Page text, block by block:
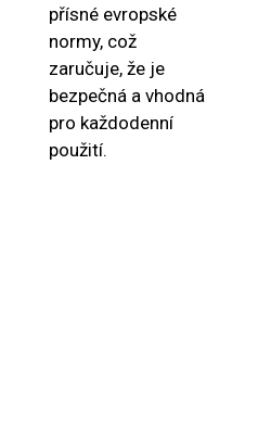
přísné evropské
normy, což
zaručuje, že je
bezpečná a vhodná
pro každodenní
použití.